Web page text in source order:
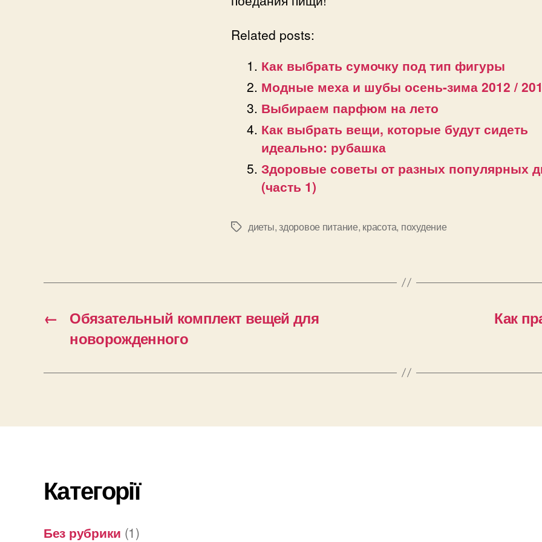
Related posts:
Как выбрать сумочку под тип фигуры
Модные меха и шубы осень-зима 2012 /
Выбираем парфюм на лето
Как выбрать вещи, которые будут сидеть
идеально: рубашка
Здоровые советы от разных популярных
(часть 1)
Позначки
диеты,здоровое питание, красота, похудение
←
Обязательный комплект вещей для
новорожденного
Как
Категорії
Без рубрики (1)